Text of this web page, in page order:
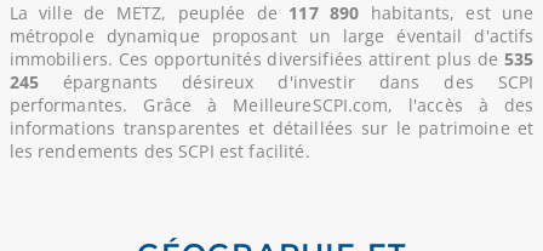
La ville de METZ, peuplée de 117 890 habitants, est une
métropole dynamique proposant un large éventail d'actifs
immobiliers. Ces opportunités diversifiées attirent plus de535
245épargnants désireux d'investir dans des SCPI
performantes. Grâce à MeilleureSCPI.com, l'accès à des
informations transparentes et détaillées sur le patrimoine et
les rendements des SCPI est facilité.